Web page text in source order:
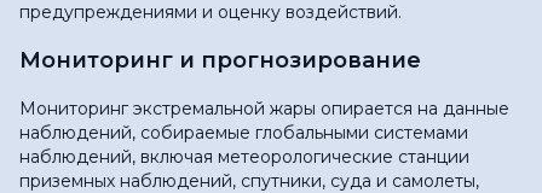
предупреждениями и оценку воздействий.
Мониторинг и прогнозирование
Мониторинг экстремальной жары опирается на данные
наблюдений, собираемые глобальными системами
наблюдений, включая метеорологические станции
приземных наблюдений, спутники, суда и самолеты,